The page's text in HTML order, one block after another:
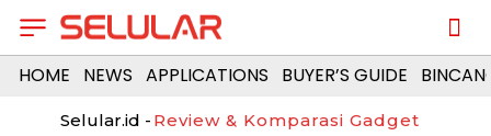
HOME NEWS APPLICATIONS BUYER’S GUIDE
Selular.id - Review & Komparasi Gadget